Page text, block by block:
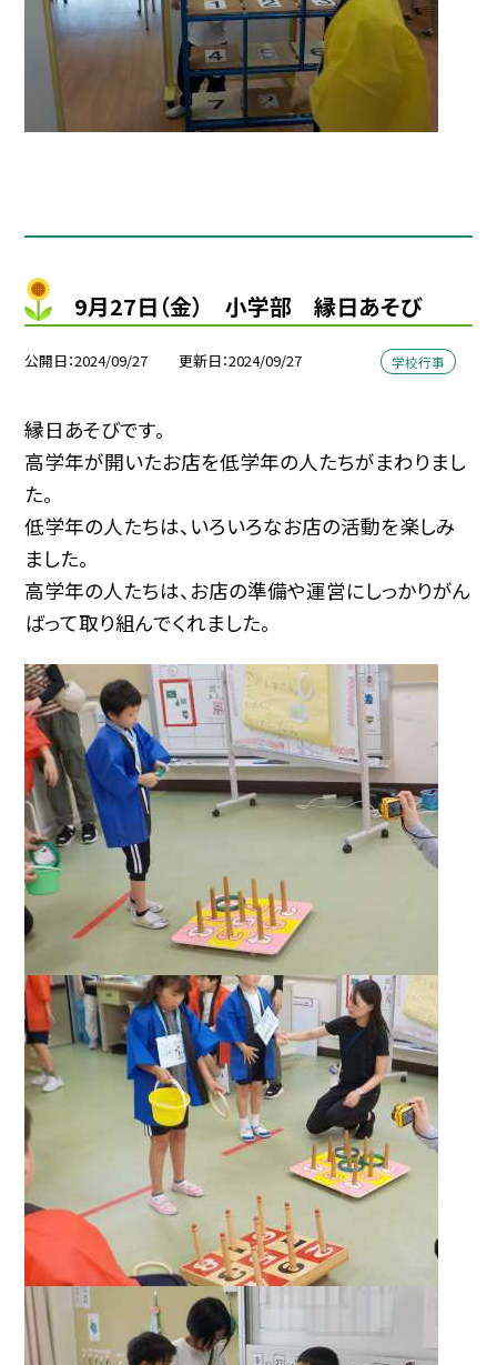
9月27日（金） 小学部 縁日あそび
公開日 2024/09/27 更新日 2024/09/27 学校行事
縁日あそびです。
高学年が開いたお店を低学年の人たちがまわりまし
た。
低学年の人たちは、いろいろなお店の活動を楽しみ
ました。
高学年の人たちは、お店の準備や運営にしっかりがん
ばって取り組んでくれました。